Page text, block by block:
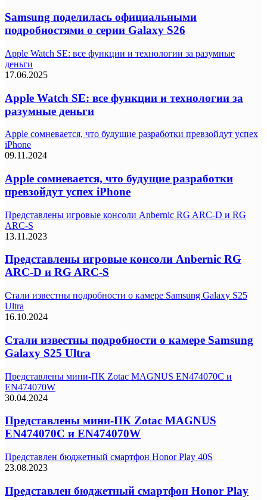
Samsung поделилась официальными
подробностями о серии Galaxy S26
Apple Watch SE: все функции и технологии за разумные
деньги
17.06.2025
Apple Watch SE: все функции и технологии за
разумные деньги
Apple сомневается, что будущие разработки превзойдут успех
iPhone
09.11.2024
Apple сомневается, что будущие разработки
превзойдут успех iPhone
Представлены игровые консоли Anbernic RG ARC-D и RG
ARC-S
13.11.2023
Представлены игровые консоли Anbernic RG
ARC-D и RG ARC-S
Стали известны подробности о камере Samsung Galaxy S25
Ultra
16.10.2024
Стали известны подробности о камере Samsung
Galaxy S25 Ultra
Представлены мини-ПК Zotac MAGNUS EN474070C и
EN474070W
30.04.2024
Представлены мини-ПК Zotac MAGNUS
EN474070C и EN474070W
Представлен бюджетный смартфон Honor Play 40S
23.08.2023
Представлен бюджетный смартфон Honor Play